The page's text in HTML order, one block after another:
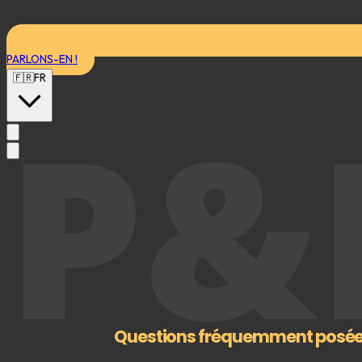
PARLONS-EN !
🇫🇷FR
Questions fréquemment